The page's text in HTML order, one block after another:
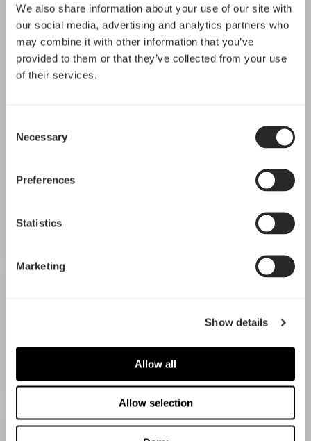
We also share information about your use of our site with
our social media, advertising and analytics partners who
may combine it with other information that you’ve
provided to them or that they’ve collected from your use
of their services.
Selection
Necessary
Preferences
Statistics
Marketing
Show details
Allow all
Allow selection